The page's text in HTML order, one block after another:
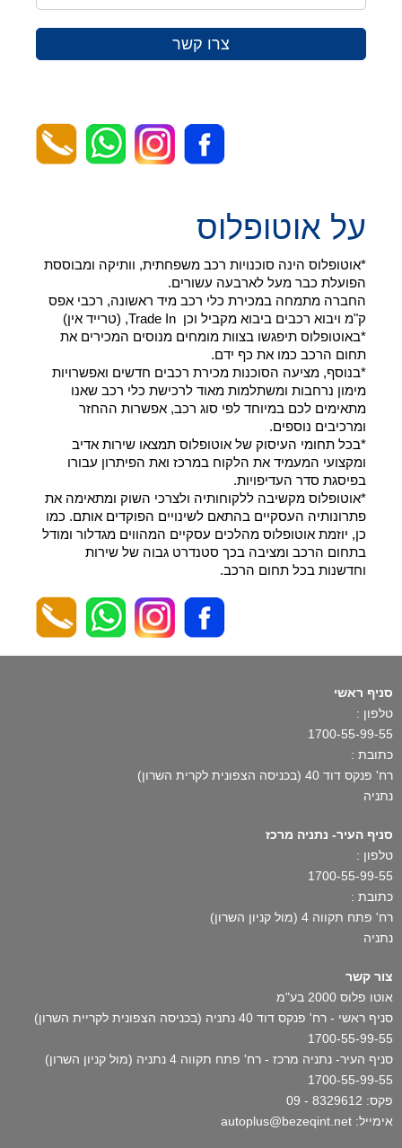
צרו קשר
על אוטופלוס
*אוטופלוס הינה סוכנויות רכב משפחתית, וותיקה ומבוססת
הפועלת כבר מעל לארבעה עשורים.
החברה מתמחה במכירת כלי רכב מיד ראשונה, רכבי אפס
ק"מ ויבוא רכבים ביבוא מקביל וכן Trade In, (טרייד אין)
*באוטופלוס תיפגשו בצוות מומחים מנוסים המכירים את
תחום הרכב כמו את כף ידם.
*בנוסף, מציעה הסוכנות מכירת רכבים חדשים ואפשרויות
מימון נרחבות ומשתלמות מאוד לרכישת כלי רכב שאנו
מתאימים לכם במיוחד לפי סוג רכב, אפשרות ההחזר
ומרכיבים נוספים.
*בכל תחומי העיסוק של אוטופלוס תמצאו שירות אדיב
ומקצועי המעמיד את הלקוח במרכז ואת הפיתרון עבורו
בפיסגת סדר העדיפויות.
*אוטופלוס מקשיבה ללקוחותיה ולצרכי השוק ומתאימה את
פתרונותיה העסקיים בהתאם לשינויים הפוקדים אותם. כמו
כן, יוזמת אוטופלוס מהלכים עסקיים המהווים מגדלור ומודל
בתחום הרכב ומציבה בכך סטנדרט גבוה של שירות
וחדשנות בכל תחום הרכב.
סניף ראשי
טלפון :
1700-55-99-55
כתובת :
רח' פנקס דוד 40 (בכניסה הצפונית לקרית השרון)
נתניה
סניף העיר- נתניה מרכז
טלפון :
1700-55-99-55
כתובת :
רח' פתח תקווה 4 (מול קניון השרון)
נתניה
צור קשר
אוטו פלוס 2000 בע"מ
סניף ראשי - רח' פנקס דוד 40 נתניה (בכניסה הצפונית לקריית השרון)
1700-55-99-55
סניף העיר- נתניה מרכז - רח' פתח תקווה 4 נתניה (מול קניון השרון)
1700-55-99-55
פקס: 8329612 - 09
אימייל: autoplus@bezeqint.net